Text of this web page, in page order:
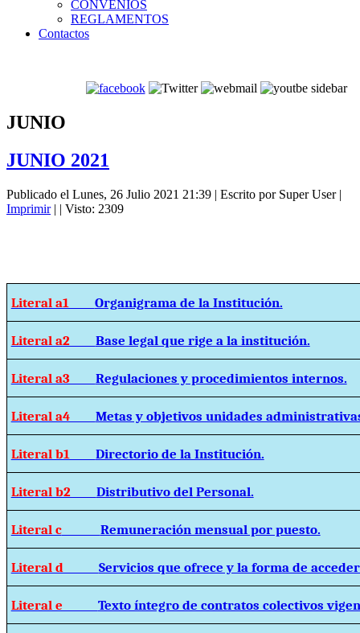
CONVENIOS
REGLAMENTOS
Contactos
JUNIO
JUNIO 2021
Publicado el Lunes, 26 Julio 2021 21:39 | Escrito por Super User|
Imprimir| | Visto: 2309
Literal a1 Organigrama de la Institución.
Literal a2 Base legal que rige a la institución.
Literal a3 Regulaciones y procedimientos internos.
Literal a4 Metas y objetivos unidades
Literal b1 Directorio de la Institución.
Literal b2 Distributivo del Personal.
Literal c Remuneración mensual por puesto.
Literal d Servicios que ofrece y la forma de
Literal e Texto íntegro de contratos colectivos